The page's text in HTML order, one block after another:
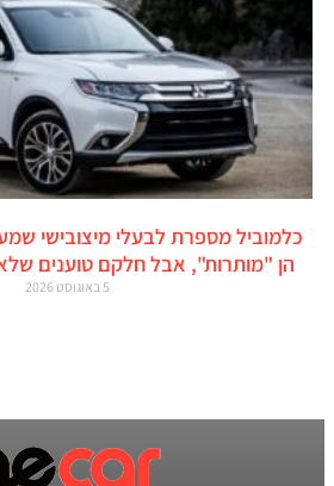
כלמוביל מספרת לבעלי מיצובישי
הן "מותרות", אבל חלקם טוענים
5 באוגוסט 2026